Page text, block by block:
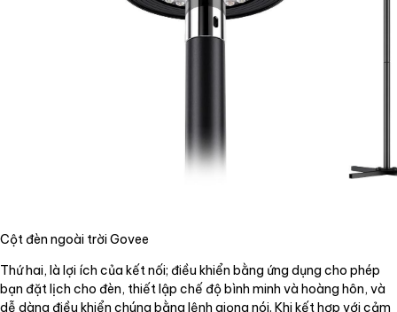
Cột đèn ngoài trời Govee
Thứ hai, là lợi ích của kết nối; điều khiển bằng ứng dụng cho phép
bạn đặt lịch cho đèn, thiết lập chế độ bình minh và hoàng hôn, và
dễ dàng điều khiển chúng bằng lệnh giọng nói. Khi kết hợp với cảm